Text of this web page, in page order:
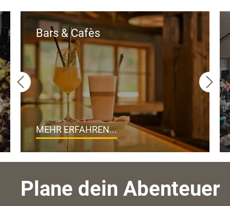
Bars & Cafès
MEHR ERFAHREN...
Plane dein Abenteuer